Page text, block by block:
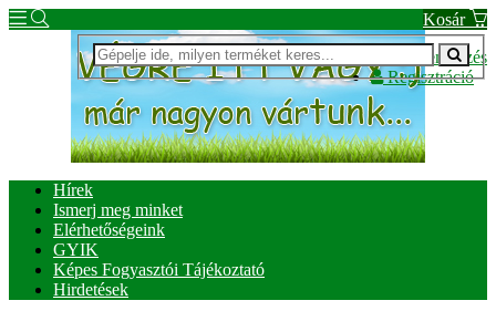
Kosár
Bejelentkezés
Regisztráció
Hírek
Ismerj meg minket
Elérhetőségeink
GYIK
Képes Fogyasztói Tájékoztató
Hirdetések